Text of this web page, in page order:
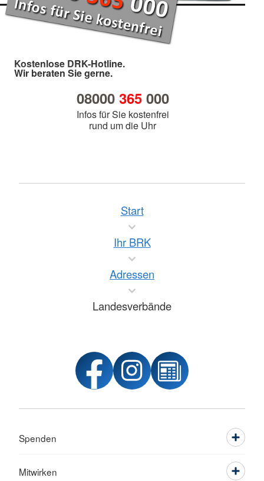
Kostenlose DRK-Hotline.
Wir beraten Sie gerne.
08000 365000
Infos für Sie kostenfrei
rund um die Uhr
Start
Ihr BRK
Adressen
Landesverbände
Spenden
Mitwirken